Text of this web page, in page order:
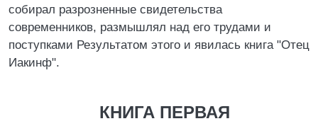
собирал разрозненные свидетельства
современников, размышлял над его трудами и
поступками Результатом этого и явилась книга "Отец
Иакинф".
КНИГА ПЕРВАЯ